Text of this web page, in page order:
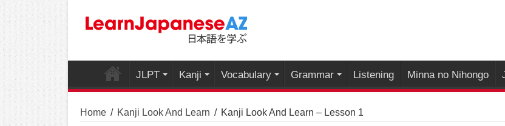
JLPT Kanji Vocabulary Grammar Listening Minna no Nihongo
Home / Kanji Look And Learn / Kanji Look And Learn – Lesson 1